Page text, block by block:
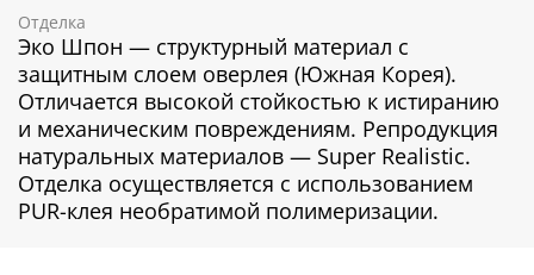
Отделка
Эко Шпон — структурный материал с
защитным слоем оверлея (Южная Корея).
Отличается высокой стойкостью к истиранию
и механическим повреждениям. Репродукция
натуральных материалов — Super Realistic.
Отделка осуществляется с использованием
PUR-клея необратимой полимеризации.